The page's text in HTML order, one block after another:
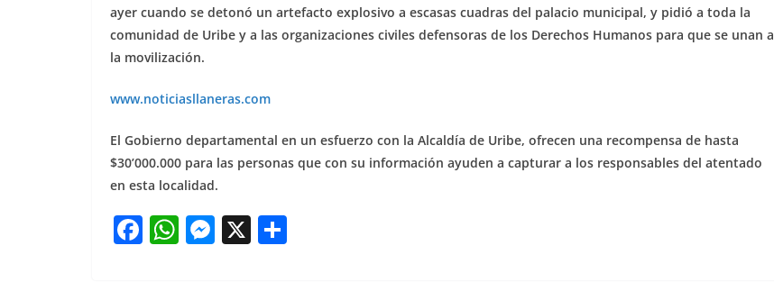
ayer cuando se detonó un artefacto explosivo a escasas cuadras del palacio municipal, y pidió a toda la
comunidad de Uribe y a las organizaciones civiles defensoras de los Derechos Humanos para que se unan a
la movilización.
www.noticiasllaneras.com
El Gobierno departamental en un esfuerzo con la Alcaldía de Uribe, ofrecen una recompensa de hasta
$30’000.000 para las personas que con su información ayuden a capturar a los responsables del atentado
en esta localidad.
F W M X